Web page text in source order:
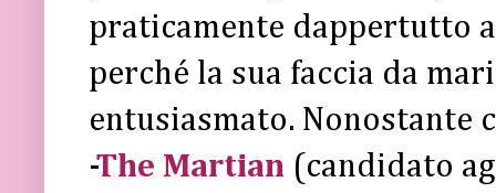
praticamente dappertutto
perché la sua faccia da
entusiasmato. Nonostante
-The Martian (candidato